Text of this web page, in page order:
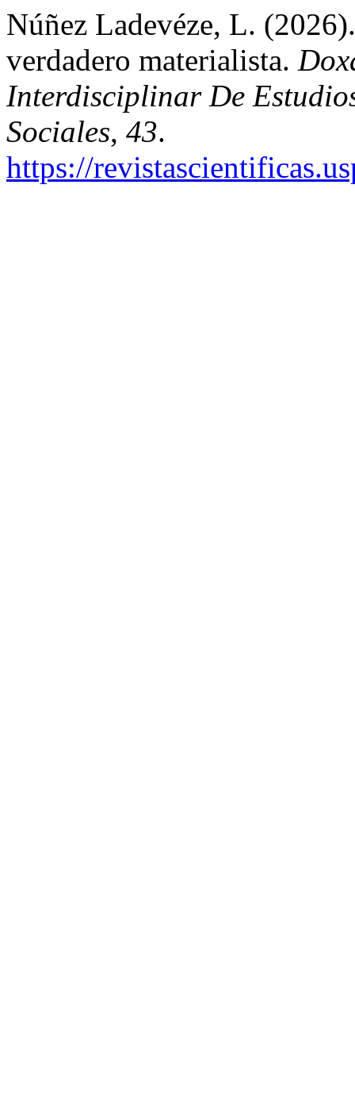
Núñez Ladevéze, L.
verdadero materialista.
Interdisciplinar De
Sociales, 43.
https://